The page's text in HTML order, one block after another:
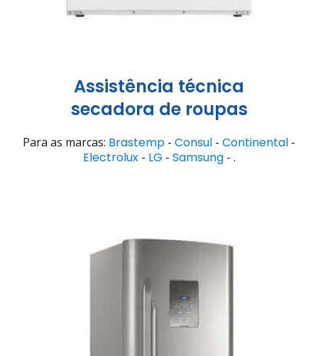
Assistência técnica
secadora de roupas
Para as marcas: Brastemp - Consul - Continental -
Electrolux- LG - Samsung- .